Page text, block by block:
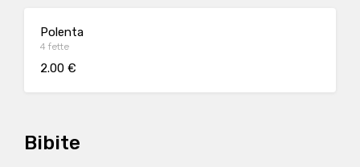
Polenta
4 fette
2.00 €
Bibite